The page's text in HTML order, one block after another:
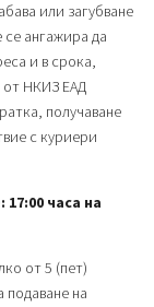
или загубване
ангажира да
и в срока,
от НКИЗ ЕАД
получаване
с куриери
часа на
от 5 (пет)
на